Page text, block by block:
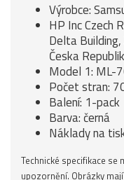
Výrobce:
HP Inc Czech
Delta
Česka
Model 1: ML-
Počet stran:
Balení: 1-pack
Barva: černá
Náklady na
Technické specifikace
upozornění. Obrázky